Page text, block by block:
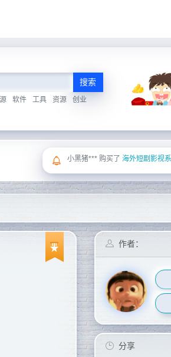
搜索
软件 工具 资源 创业
Yan*** 购买了在线点歌系统源码
作者：
分享